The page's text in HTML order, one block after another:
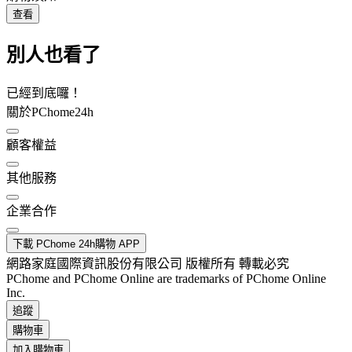
查看
別人也看了
已經到底囉！
關於PChome24h
顧客權益
其他服務
企業合作
下載 PChome 24h購物 APP
網路家庭國際資訊股份有限公司 版權所有 轉載必究
PChome and PChome Online are trademarks of PChome Online
Inc.
追蹤
購物車